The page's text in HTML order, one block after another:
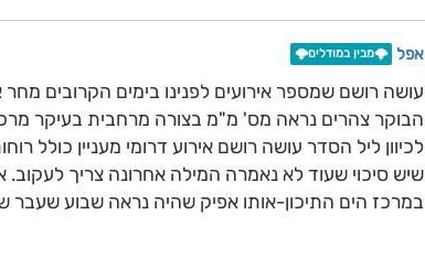
אפל 🌩️מבין במודלים🌩️
עושה רושם שמספר אירועים לפנינו בימים הקרובים
הבוקר צהרים נראה מס' מ"מ בצורה מרחבית בעיקר
לכיוון ליל הסדר עושה רושם אירוע דרומי מעניין כולל
שיש סיכוי שעוד לא נאמרה המילה אחרונה צריך
במרכז הים התיכון-אותו אפיק שהיה נראה שבוע שעבר